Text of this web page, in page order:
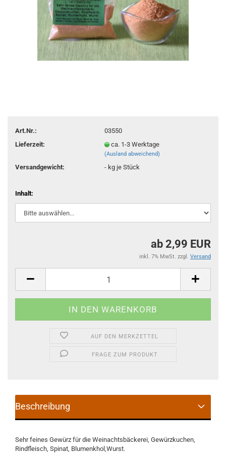
Art.Nr.:
03550
Lieferzeit:
ca. 1-3 Werktage
(Ausland abweichend)
Versandgewicht: -kg je Stück
Inhalt:
ab 2,99 EUR
inkl. 7% MwSt. zzgl. Versand
AUF DEN MERKZETTEL
FRAGE ZUM PRODUKT
Beschreibung
Sehr feines Gewürz für die Weinachtsbäckerei, Gewürzkuchen,
Rindfleisch, Spinat, Blumenkhol,Wurst.